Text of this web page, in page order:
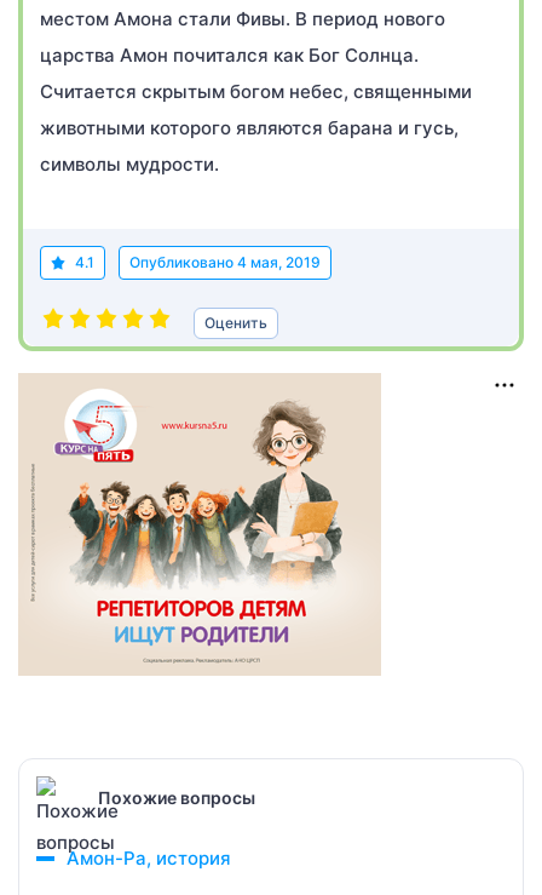
местом Амона стали Фивы. В период нового
царства Амон почитался как Бог Солнца.
Считается скрытым богом небес, священными
животными которого являются барана и гусь,
символы мудрости.
4.1 Опубликовано 4 мая, 2019
Оценить
Похожие вопросы
Амон-Ра, история